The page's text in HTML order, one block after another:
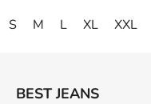
S M L XL XXL
BEST JEANS